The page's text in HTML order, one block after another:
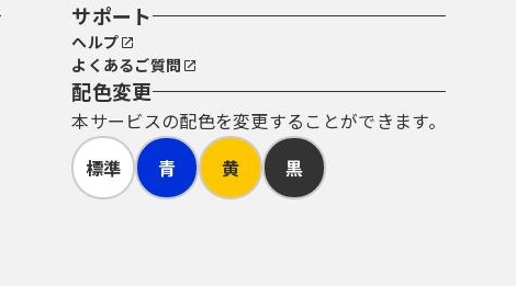
サポート
ヘルプ
よくあるご質問
配色変更
本サービスの配色を変更することができます。
標準
青 黄 黒